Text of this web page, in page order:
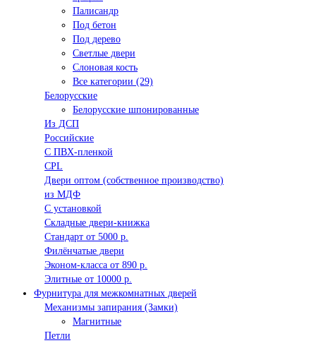
Палисандр
Под бетон
Под дерево
Светлые двери
Слоновая кость
Все категории (29)
Белорусские
Белорусские шпонированные
Из ДСП
Российские
C ПВХ-пленкой
CPL
Двери оптом (собственное производство)
из МДФ
С установкой
Складные двери-книжка
Стандарт от 5000 р.
Филёнчатые двери
Эконом-класса от 890 р.
Элитные от 10000 р.
Фурнитура для межкомнатных дверей
Механизмы запирания (Замки)
Магнитные
Петли